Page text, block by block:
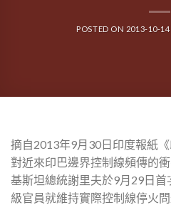
POSTED ON 2013-10-14
摘自2013年9月30日印度報紙
對近來印巴邊界控制線頻傳的
基斯坦總統謝里夫於9月29日
級官員就維持實際控制線停火